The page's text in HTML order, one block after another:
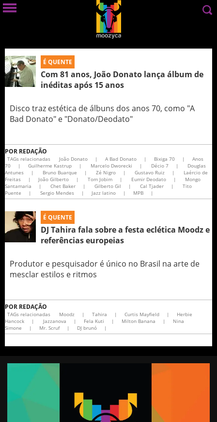
É QUENTE
Com 81 anos, João Donato lança álbum de
inéditas após 15 anos
Disco traz estética de álbuns dos anos 70, como "A
Bad Donato" e "Donato/Deodato"
POR REDAÇÃO
TAGs relacionadas João Donato | A Bad Donato | Bixiga 70 |
Anos
70
| Guilherme Kastrup | Marcelo Dworecki | Décio 7 |
Douglas
Antunes
| Bruno Buarque | Zé Nigro | Gustavo Ruiz |
Laércio de
Freitas
| João Gilberto | Tom Jobim | Eumir Deodato |
Mongo
Santamaria
| Chet Baker | Gilberto Gil | Cal Tjader |
Tito
Puente
| Sergio Mendes | Jazz latino | MPB |
É QUENTE
DJ Tahira fala sobre a festa eclética Moodz e
referências europeias
Produtor e pesquisador é único no Brasil na arte de
mesclar estilos e ritmos
POR REDAÇÃO
TAGs relacionadas Moodz | Tahira | Curtis Mayfield |
Herbie
Hancock
| Jazzanova | Fela Kuti | Milton Banana |
Nina
Simone
| Mr. Scruf | DJ brunó |